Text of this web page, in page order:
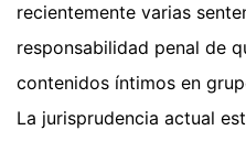
recientemente varias
responsabilidad penal de
contenidos íntimos en
La jurisprudencia actual